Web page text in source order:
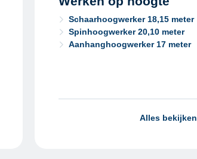
Schaarhoogwerker 18,15 meter
Spinhoogwerker 20,10 meter
Aanhanghoogwerker 17 meter
Alles bekijken